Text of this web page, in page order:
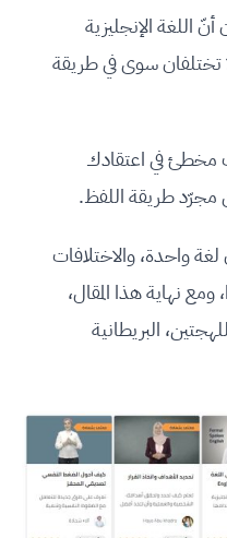
اللغة الإنجليزية
تختلفان سوى في طريقة
مخطئ في اعتقادك
مجرّد طريقة اللفظ.
لغة واحدة، والاختلافات
نهاية هذا المقال،
البريطانية